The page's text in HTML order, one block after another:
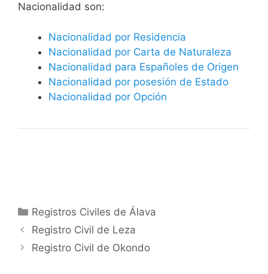
Nacionalidad son:
Nacionalidad por Residencia
Nacionalidad por Carta de Naturaleza
Nacionalidad para Españoles de Origen
Nacionalidad por posesión de Estado
Nacionalidad por Opción
Categorías
Registros Civiles de Álava
Registro Civil de Leza
Registro Civil de Okondo